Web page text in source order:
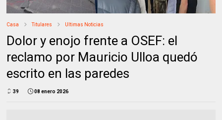
Casa Titulares Ultimas Noticias
Dolor y enojo frente a OSEF: el
reclamo por Mauricio Ulloa quedó
escrito en las paredes
39 08 enero 2026